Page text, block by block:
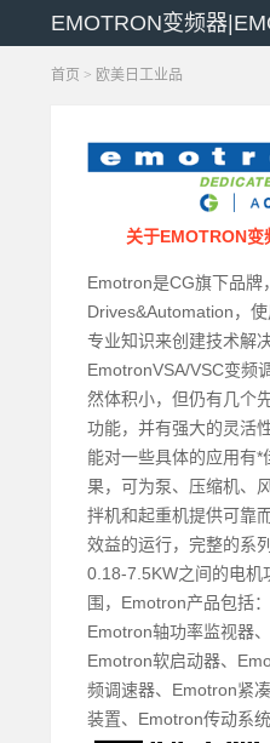
EMOTRON变频器
首页 > 欧美日工业品
关于EMOTRON变
Emotron是CG旗下品牌
Drives&Automation，
专业知识来创建技术解决
EmotronVSA/VSC变频
然体积小，但仍有几个
功能，并有强大的灵活
能对一些具体的应用有*
果，可为泵、压缩机、
拌机和起重机提供可靠
效益的运行，完整的系
0.18-7.5KW之间的电机
围，Emotron产品包括：
Emotron轴功率监视器、
Emotron软启动器、
频调速器、Emotron紧
装置、Emotron传动系统